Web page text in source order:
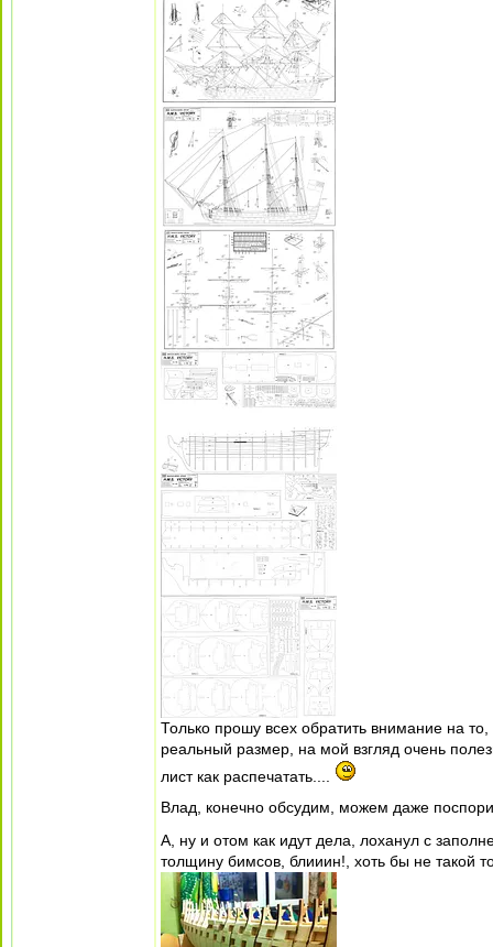
Только прошу всех обратить внимание на
реальный размер, на мой взгляд очень
лист как распечатать....
Влад, конечно обсудим, можем даже
А, ну и отом как идут дела, лоханул с
толщину бимсов, блииин!, хоть бы не такой